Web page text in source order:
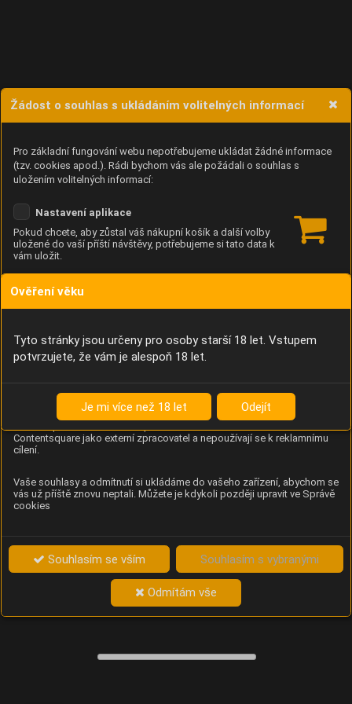
Žádost o souhlas s ukládáním volitelných informací
Pro základní fungování webu nepotřebujeme ukládat žádné informace
(tzv. cookies apod.). Rádi bychom vás ale požádali o souhlas s
uložením volitelných informací:
Nastavení aplikace
Pokud chcete, aby zůstal váš nákupní košík a další volby
uložené do vaší příští návštěvy, potřebujeme si tato data k
vám uložit.
Anonymní unikátní ID
Díky němu příště poznáme, že se jedná o stejné zařízení, a
Identifikátor je zcela anonymní.
Analýza chování návštěvníků na webu (pohyb kurzoru,
kliknutí, procházení stránek a heatmapy), která
provozovateli e-shopu Betelné škopek pomáhá zlepšovat
Contentsquare jako externí zpracovatel a nepoužívají se k reklamnímu
cílení.
Vaše souhlasy a odmítnutí si ukládáme do vašeho zařízení, abychom se
vás už příště znovu neptali. Můžete je kdykoli později upravit ve Správě
cookies
Souhlasím se vším Souhlasím s vybranými
Odmítám vše
Ověření věku
Tyto stránky jsou určeny pro osoby starší 18 let. Vstupem
potvrzujete, že vám je alespoň 18 let.
Je mi více než 18 let Odejít